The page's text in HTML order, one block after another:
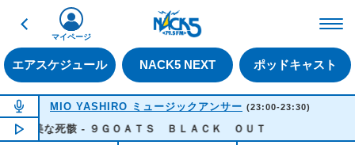
戻る
エアスケジュール NACK5 NEXT ポッドキャスト
マイページ
NOW ON AIR
MIO YASHIRO ミュージックアンサー (23:00-23:30)
NOW PLAYING 23:24
甘美な死骸 - ９ＧＯＡＴＳ ＢＬＡＣＫ ＯＵＴ